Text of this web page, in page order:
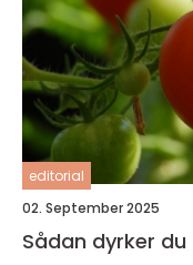
editorial
02. September 2025
Sådan dyrker